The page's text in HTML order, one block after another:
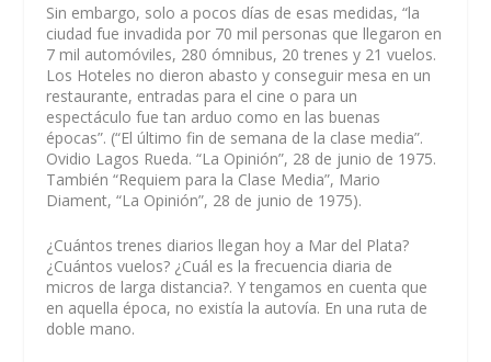
Sin embargo, solo a pocos días de esas medidas, “la
ciudad fue invadida por 70 mil personas que llegaron en
7 mil automóviles, 280 ómnibus, 20 trenes y 21 vuelos.
Los Hoteles no dieron abasto y conseguir mesa en un
restaurante, entradas para el cine o para un
espectáculo fue tan arduo como en las buenas
épocas”. (“El último fin de semana de la clase media”.
Ovidio Lagos Rueda. “La Opinión”, 28 de junio de 1975.
También “Requiem para la Clase Media”, Mario
Diament, “La Opinión”, 28 de junio de 1975).
¿Cuántos trenes diarios llegan hoy a Mar del Plata?
¿Cuántos vuelos? ¿Cuál es la frecuencia diaria de
micros de larga distancia?. Y tengamos en cuenta que
en aquella época, no existía la autovía. En una ruta de
doble mano.